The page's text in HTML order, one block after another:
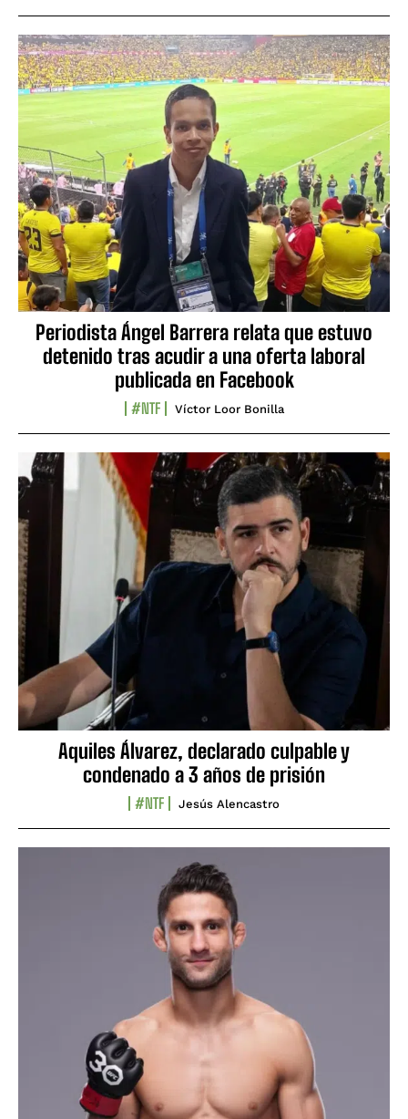
Periodista Ángel Barrera relata que estuvo
detenido tras acudir a una oferta laboral
publicada en Facebook
#NTF Víctor Loor Bonilla
Aquiles Álvarez, declarado culpable y
condenado a 3 años de prisión
#NTF Jesús Alencastro